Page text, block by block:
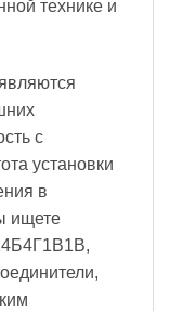
технике и
с
установки
в
ищете